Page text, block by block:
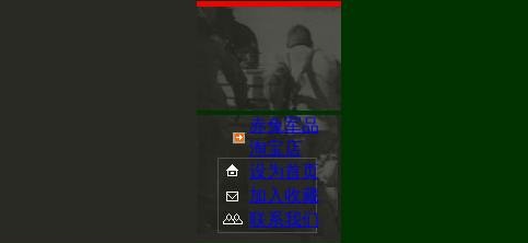
赤兔军品
淘宝店
设为首页
加入收藏
联系我们